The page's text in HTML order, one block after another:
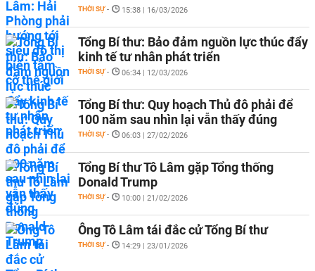
THỜI SỰ - 15:38 | 16/03/2026
Tổng Bí thư: Bảo đảm nguồn lực thúc đẩy
kinh tế tư nhân phát triển
THỜI SỰ - 06:34 | 12/03/2026
Tổng Bí thư: Quy hoạch Thủ đô phải để
100 năm sau nhìn lại vẫn thấy đúng
THỜI SỰ - 06:03 | 27/02/2026
Tổng Bí thư Tô Lâm gặp Tổng thống
Donald Trump
THỜI SỰ - 10:00 | 21/02/2026
Ông Tô Lâm tái đắc cử Tổng Bí thư
THỜI SỰ - 14:29 | 23/01/2026